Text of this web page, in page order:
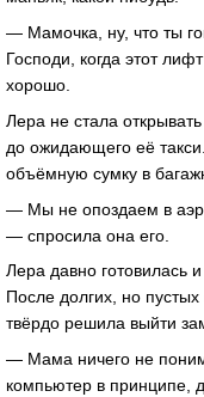
— Мамочка, ну, что ты
Господи, когда этот
хорошо.
Лера не стала
до ожидающего её
объёмную сумку в
— Мы не опоздаем в
— спросила она его.
Лера давно готовилась
После долгих, но
твёрдо решила выйти
— Мама ничего не
компьютер в принципе,